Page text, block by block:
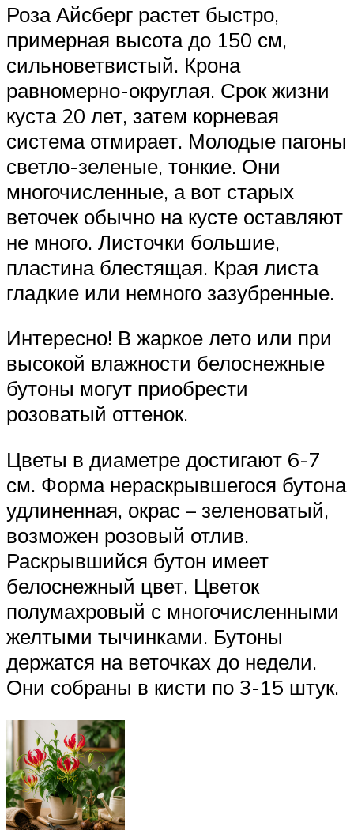
Роза Айсберг растет быстро,
примерная высота до 150 см,
сильноветвистый. Крона
равномерно-округлая. Срок жизни
куста 20 лет, затем корневая
система отмирает. Молодые пагоны
светло-зеленые, тонкие. Они
многочисленные, а вот старых
веточек обычно на кусте оставляют
не много. Листочки большие,
пластина блестящая. Края листа
гладкие или немного зазубренные.
Интересно! В жаркое лето или при
высокой влажности белоснежные
бутоны могут приобрести
розоватый оттенок.
Цветы в диаметре достигают 6-7
см. Форма нераскрывшегося бутона
удлиненная, окрас – зеленоватый,
возможен розовый отлив.
Раскрывшийся бутон имеет
белоснежный цвет. Цветок
полумахровый с многочисленными
желтыми тычинками. Бутоны
держатся на веточках до недели.
Они собраны в кисти по 3-15 штук.